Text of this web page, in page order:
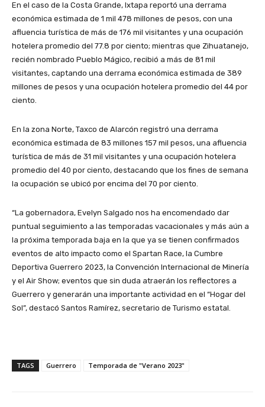
En el caso de la Costa Grande, Ixtapa reportó una derrama
económica estimada de 1 mil 478 millones de pesos, con una
afluencia turística de más de 176 mil visitantes y una ocupación
hotelera promedio del 77.8 por ciento; mientras que Zihuatanejo,
recién nombrado Pueblo Mágico, recibió a más de 81 mil
visitantes, captando una derrama económica estimada de 389
millones de pesos y una ocupación hotelera promedio del 44 por
ciento.
En la zona Norte, Taxco de Alarcón registró una derrama
económica estimada de 83 millones 157 mil pesos, una afluencia
turística de más de 31 mil visitantes y una ocupación hotelera
promedio del 40 por ciento, destacando que los fines de semana
la ocupación se ubicó por encima del 70 por ciento.
“La gobernadora, Evelyn Salgado nos ha encomendado dar
puntual seguimiento a las temporadas vacacionales y más aún a
la próxima temporada baja en la que ya se tienen confirmados
eventos de alto impacto como el Spartan Race, la Cumbre
Deportiva Guerrero 2023, la Convención Internacional de Minería
y el Air Show; eventos que sin duda atraerán los reflectores a
Guerrero y generarán una importante actividad en el “Hogar del
Sol”, destacó Santos Ramírez, secretario de Turismo estatal.
TAGS Guerrero Temporada de "Verano 2023"